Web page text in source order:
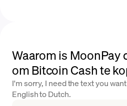
Waarom is MoonPay
om Bitcoin Cash te
I'm sorry, I need the text you
English to Dutch.